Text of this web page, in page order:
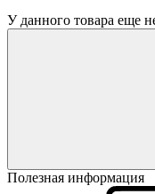
У данного товара еще
Полезная информация